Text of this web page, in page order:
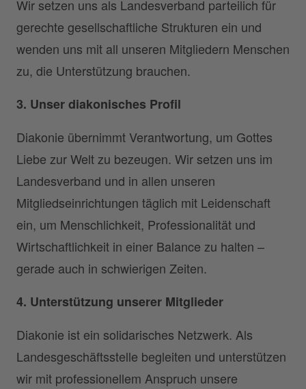
Wir setzen uns als Landesverband parteilich für
gerechte gesellschaftliche Strukturen ein und
wenden uns mit all unseren Mitgliedern Menschen
zu, die Unterstützung brauchen.
3. Unser diakonisches Profil
Diakonie übernimmt Verantwortung, um Gottes
Liebe zur Welt zu bezeugen. Wir setzen uns im
Landesverband und in allen unseren
Mitgliedseinrichtungen täglich mit Leidenschaft
ein, um Menschlichkeit, Professionalität und
Wirtschaftlichkeit in einer Balance zu halten –
gerade auch in schwierigen Zeiten.
4. Unterstützung unserer Mitglieder
Diakonie ist ein solidarisches Netzwerk. Als
Landesgeschäftsstelle begleiten und unterstützen
wir mit professionellem Anspruch unsere